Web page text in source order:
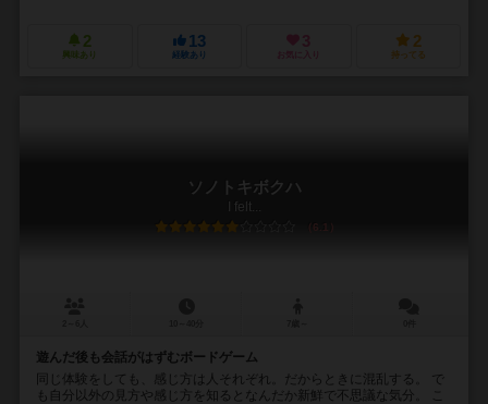
2
興味あり
13
経験あり
3
お気に入り
2
持ってる
ソノトキボクハ
I felt...
6.1
遊んだ後も会話がはずむボードゲーム
同じ体験をしても、感じ方は人それぞれ。だからときに混乱する。 で
も自分以外の見方や感じ方を知るとなんだか新鮮で不思議な気分。 こ